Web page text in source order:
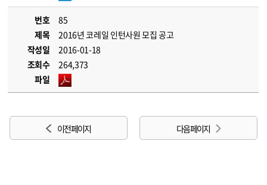
번호
85
제목
2016년 코레일 인턴사원 모집 공고
작성일
2016-01-18
조회수
264,373
파일
이전 페이지 다음 페이지